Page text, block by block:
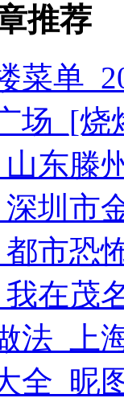
推荐
菜单
场_[
东滕
圳市
市恐
在茂
法_上
全_昵